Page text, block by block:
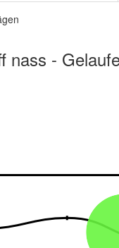
nass -